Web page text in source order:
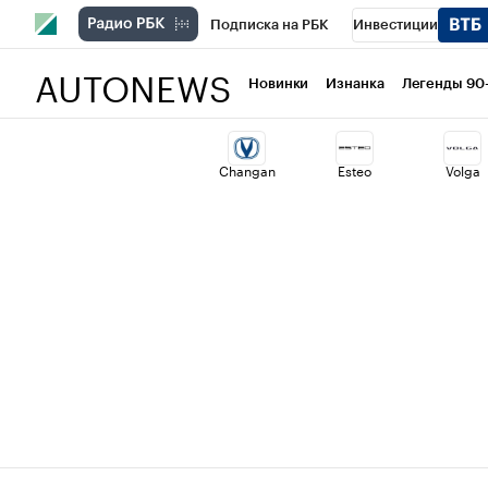
Подписка на РБК Инвестиции
Национальные проекты Город
Кредитные рейтинги Франшизы
AUTONEWS Новинки Изнанка Легенды
Changan Esteo Volga